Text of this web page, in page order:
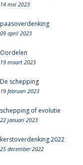
14 mei 2023
paasoverdenking
09 april 2023
Oordelen
19 maart 2023
De schepping
19 februari 2023
schepping of evolutie
22 januari 2023
kerstoverdenking 2022
25 december 2022